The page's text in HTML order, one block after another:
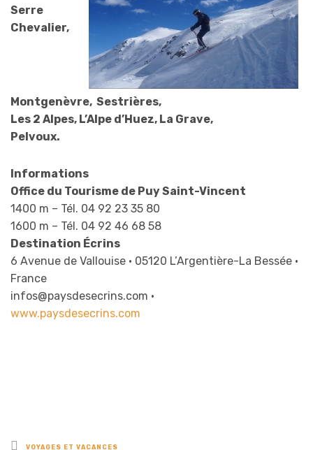
Serre
Chevalier,
Montgenèvre, Sestrières,
Les 2 Alpes, L’Alpe d’Huez, La Grave,
Pelvoux.
Informations
Office du Tourisme de Puy Saint-Vincent
1400 m – Tél. 04 92 23 35 80
1600 m – Tél. 04 92 46 68 58
Destination Écrins
6 Avenue de Vallouise • 05120 L’Argentière-La Bessée •
France
infos@paysdesecrins.com •
www.paysdesecrins.com
Posted
VOYAGES ET VACANCES